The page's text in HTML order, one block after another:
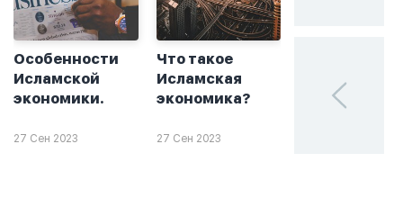
Особенности
Исламской
экономики.
27 Сен 2023
Что такое
Исламская
экономика?
27 Сен 2023
халяльное